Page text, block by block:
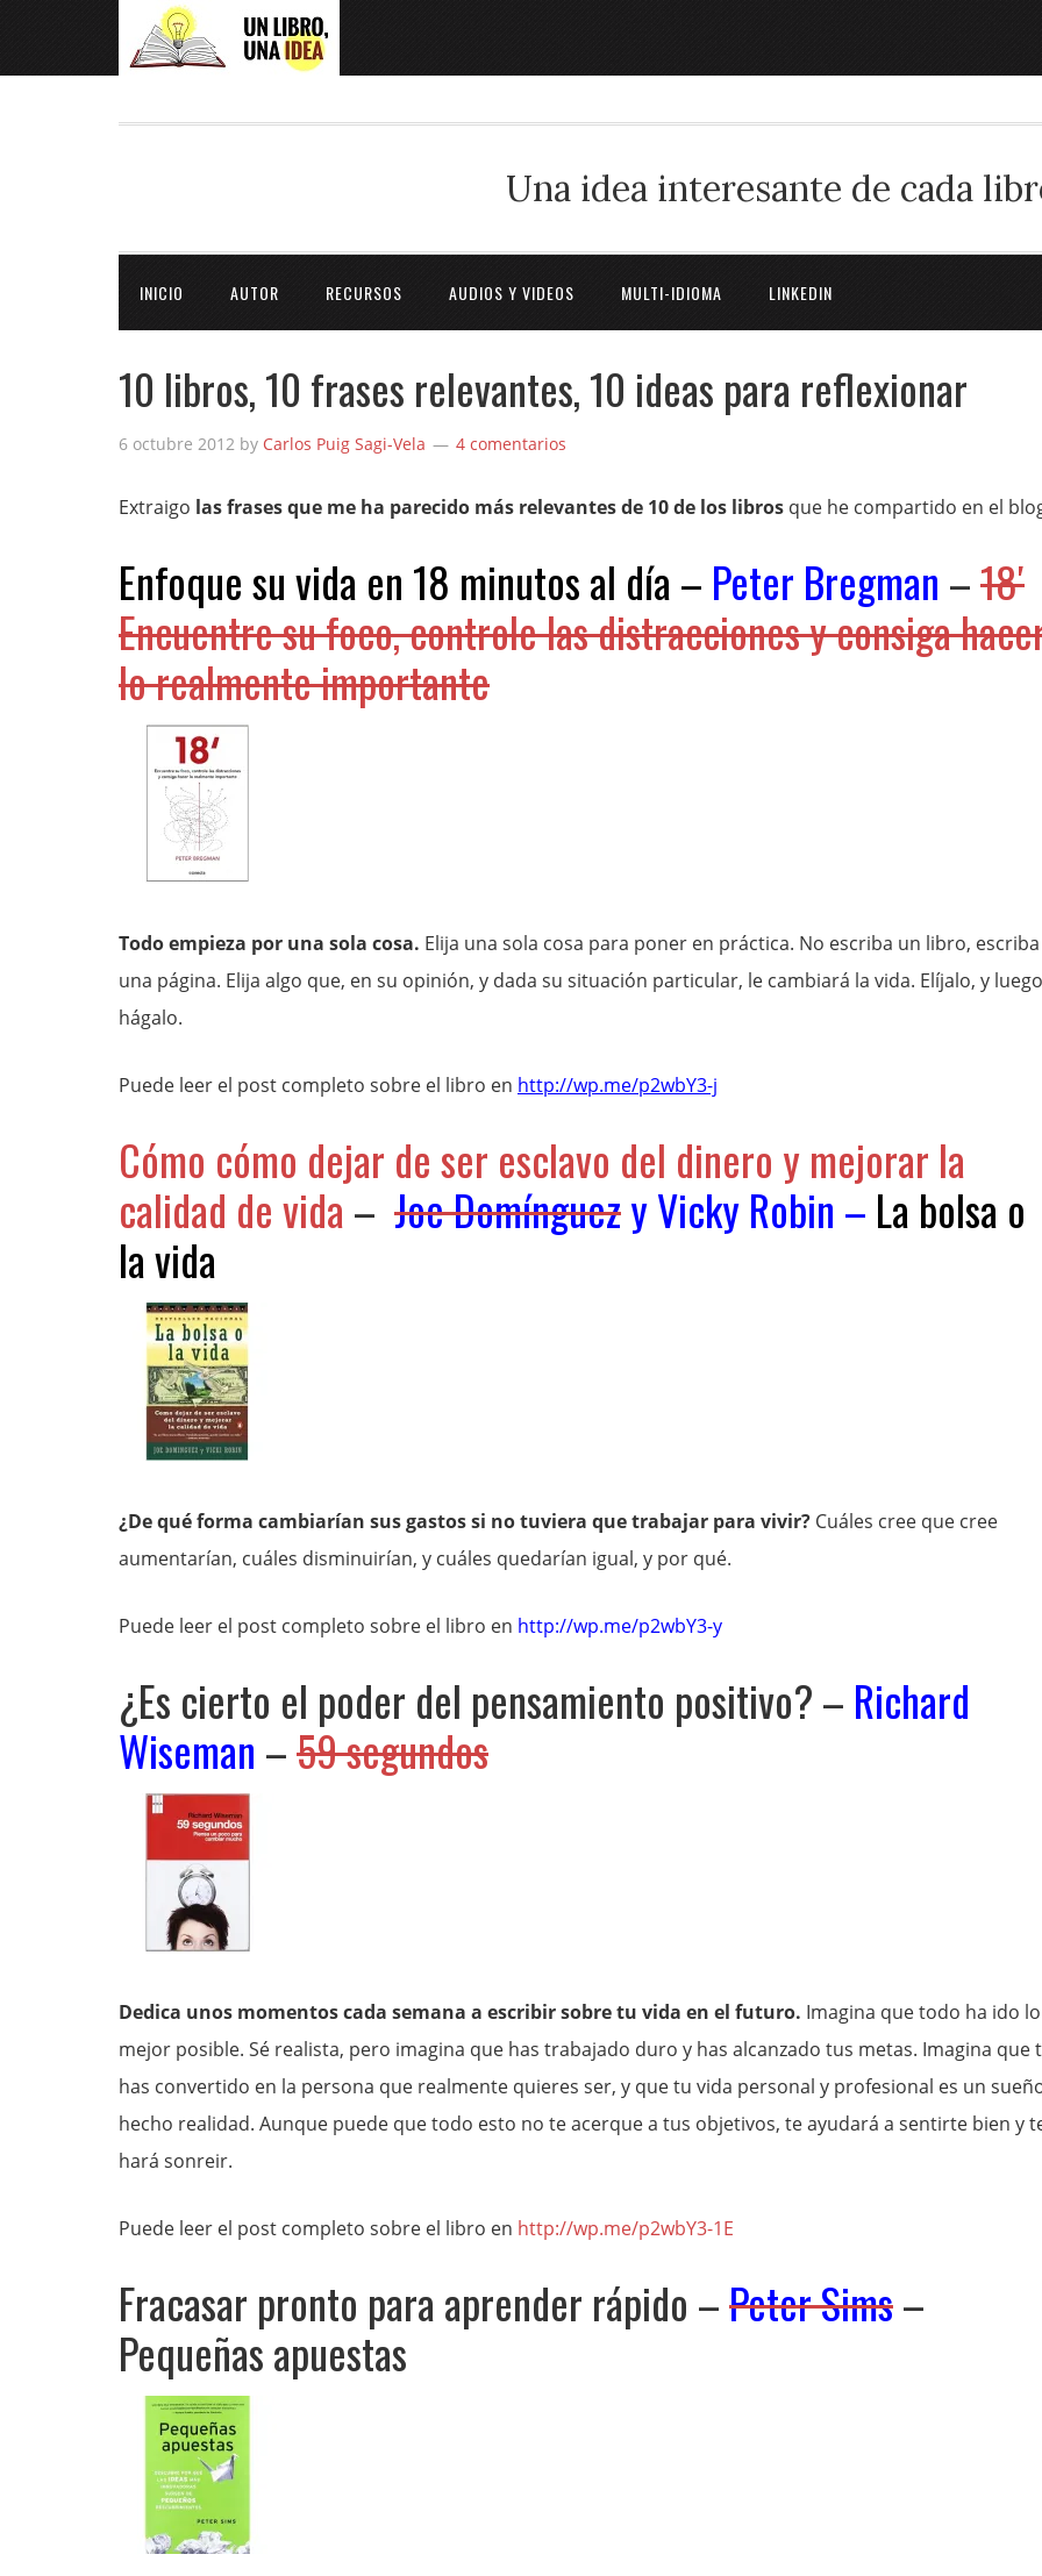
Una idea interesante de cada
INICIO AUTOR RECURSOS AUDIOS Y VIDEOS MULTI-IDIOMA LINKEDIN
10 libros, 10 frases relevantes, 10 ideas para reflexionar
6 octubre 2012 by Carlos Puig Sagi-Vela 4 comentarios
Extraigo las frases que me ha parecido más relevantes de 10 de los libros que he compartido en el
Enfoque su vida en 18 minutos al día – Peter Bregman –18′
Encuentre su foco, controle las distracciones y consiga
lo realmente importante
Todo empieza por una sola cosa. Elija una sola cosa para poner en práctica. No escriba un libro, escriba
una página. Elija algo que, en su opinión, y dada su situación particular, le cambiará la vida. Elíjalo, y luego
hágalo.
Puede leer el post completo sobre el libro en http://wp.me/p2wbY3-j
Cómo cómo dejar de ser esclavo del dinero y mejorar la
calidad de vida – Joe DomínguezyVicky Robin – La bolsa o
la vida
¿De qué forma cambiarían sus gastos si no tuviera que trabajar para vivir? Cuáles cree que cree
aumentarían, cuáles disminuirían, y cuáles quedarían igual, y por qué.
Puede leer el post completo sobre el libro en http://wp.me/p2wbY3-y
¿Es cierto el poder del pensamiento positivo? – Richard
Wiseman –59 segundos
Dedica unos momentos cada semana a escribir sobre tu vida en el futuro. Imagina que todo ha ido lo
mejor posible. Sé realista, pero imagina que has trabajado duro y has alcanzado tus metas. Imagina que
has convertido en la persona que realmente quieres ser, y que tu vida personal y profesional es un
hecho realidad. Aunque puede que todo esto no te acerque a tus objetivos, te ayudará a sentirte bien y
hará sonreir.
Puede leer el post completo sobre el libro en http://wp.me/p2wbY3-1E
Fracasar pronto para aprender rápido –Peter Sims–
Pequeñas apuestas